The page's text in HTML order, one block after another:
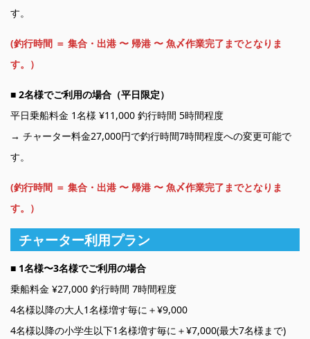
す。
(釣行時間 ＝ 集合・出港 〜 帰港 〜 魚〆作業完了までとなりま
す。）
■ 2名様でご利用の場合（平日限定）
平日乗船料金 1名様 ¥11,000 釣行時間 5時間程度
→ チャーター料金27,000円で釣行時間7時間程度への変更可能で
す。
(釣行時間 ＝ 集合・出港 〜 帰港 〜 魚〆作業完了までとなりま
す。）
チャーター利用プラン
■ 1名様〜3名様でご利用の場合
乗船料金 ¥27,000 釣行時間 7時間程度
4名様以降の大人1名様増す毎に＋¥9,000
4名様以降の小学生以下1名様増す毎に＋¥7,000(最大7名様まで)